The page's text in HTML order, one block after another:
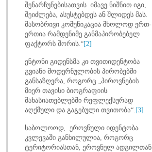
შენარჩუნებისათვის. იმავე ნიშნით იგი,
შეიძლება, ასუსტებდეს ან შლიდეს მას.
მასობრივი კომუნიკაცია მხოლოდ ერთ-
ერთია რამდენიმე განმაპირობებელ
ფაქტორს შორის.“[2]
ენტონი გიდენსმა კი თვითიდენტობა
გვიანი მოდერნულობის პირობებში
განსაზღვრა, როგორც „პიროვნების
მიერ თავისი ბიოგრაფიის
მახასიათებლებში რეფლექსურად
აღქმული და გაგებული თვითობა“. [3]
საბოლოოდ, ეროვნული იდენტობა
კვლევაში განხილულია, როგორც
ტერიტორიასთან, ეროვნულ ადგილთან